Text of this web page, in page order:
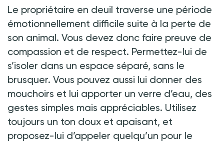
Le propriétaire en deuil traverse une période
émotionnellement difficile suite à la perte de
son animal. Vous devez donc faire preuve de
compassion et de respect. Permettez-lui de
s’isoler dans un espace séparé, sans le
brusquer. Vous pouvez aussi lui donner des
mouchoirs et lui apporter un verre d’eau, des
gestes simples mais appréciables. Utilisez
toujours un ton doux et apaisant, et
proposez-lui d’appeler quelqu’un pour le